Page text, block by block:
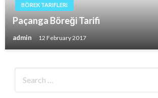
BÖREK TARIFLERI
Paçanga Böreği Tarifi
admin 12 February 2017